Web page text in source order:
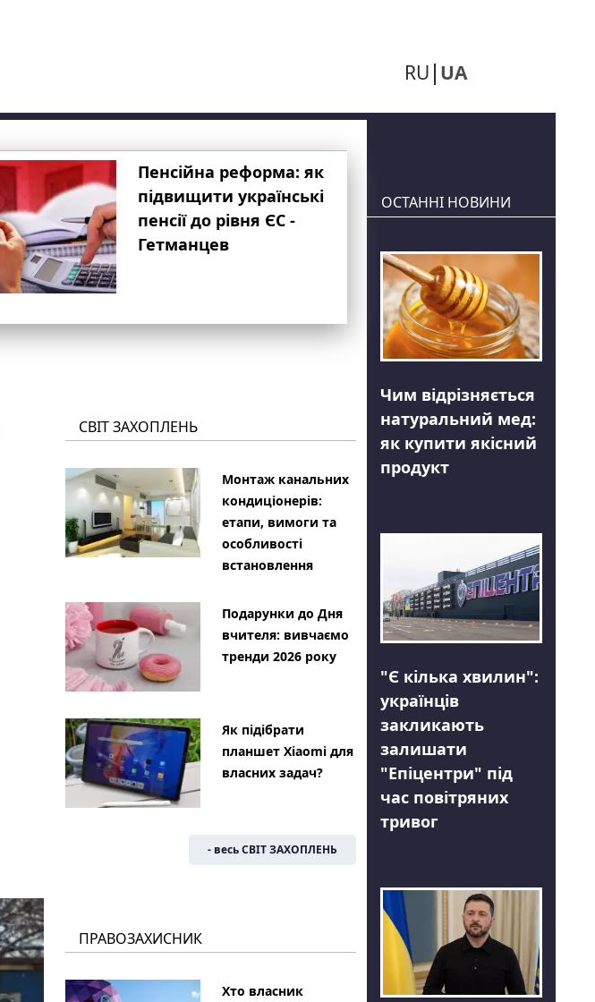
RU UA
Пенсійна реформа: як
підвищити українські
пенсії до рівня ЄС -
Гетманцев
СВІТ ЗАХОПЛЕНЬ
Монтаж канальних
кондиціонерів:
етапи, вимоги та
особливості
встановлення
Подарунки до Дня
вчителя: вивчаємо
тренди 2026 року
Як підібрати
планшет Xiaomi для
власних задач?
- весь СВІТ ЗАХОПЛЕНЬ
ПРАВОЗАХИСНИК
Хто власник
ОСТАННІ НОВИНИ
Чим відрізняється
натуральний мед:
як купити якісний
продукт
"Є кілька хвилин":
українців
закликають
залишати
"Епіцентри" під
час повітряних
тривог